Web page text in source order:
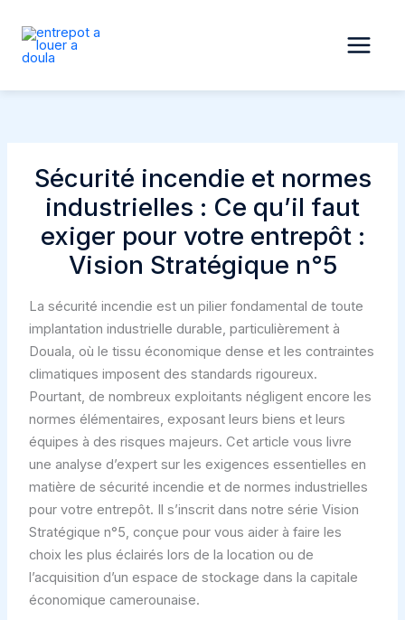
contenu
Sécurité incendie et normes
industrielles : Ce qu’il faut
exiger pour votre entrepôt :
Vision Stratégique n°5
La sécurité incendie est un pilier fondamental de toute
implantation industrielle durable, particulièrement à
Douala, où le tissu économique dense et les contraintes
climatiques imposent des standards rigoureux.
Pourtant, de nombreux exploitants négligent encore les
normes élémentaires, exposant leurs biens et leurs
équipes à des risques majeurs. Cet article vous livre
une analyse d’expert sur les exigences essentielles en
matière de sécurité incendie et de normes industrielles
pour votre entrepôt. Il s’inscrit dans notre série Vision
Stratégique n°5, conçue pour vous aider à faire les
choix les plus éclairés lors de la location ou de
l’acquisition d’un espace de stockage dans la capitale
économique camerounaise.